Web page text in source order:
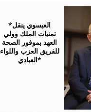
العلم
*العيسوي ينقل
تمنيات الملك وولي
العهد بموفور الصحة
للفريق العزب واللواء
العبادي*